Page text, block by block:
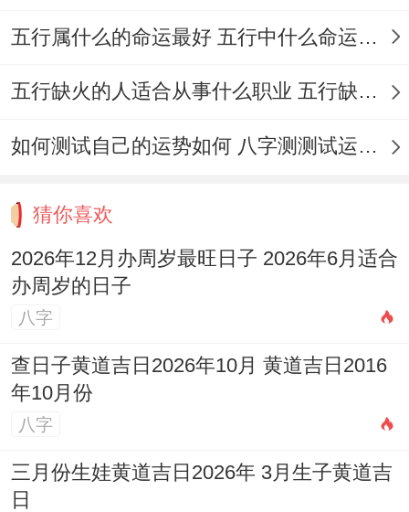
6.农历六月初六，阳历6月30日（星期
冲牛（癸丑）煞西，属牛的宝宝家庭需避开
此日。
举办周岁宴，除了挑选吉日，还需顾及风水
布局，期待达到真正的天时的利人与！
首要的是需知2026丙午马年太岁方位在
正南
三煞位也在
桌、舞台或宝宝的重要活动区域
设置在正北
或正南方位 更是正北方,以免冲撞太岁或三
煞，带来不必要的波折。
五行属什么的命运最好 五行中什么命运势旺盛
五行缺火的人适合从事什么职业 五行缺火的人适合从事的职业有哪些
如何测试自己的运势如何 八字测测试运运程
猜你喜欢
2026年12月办周岁最旺日子 2026年6月适合
办周岁的日子
八字
查日子黄道吉日2026年10月 黄道吉日2016
年10月份
八字
三月份生娃黄道吉日2026年 3月生子黄道吉
日